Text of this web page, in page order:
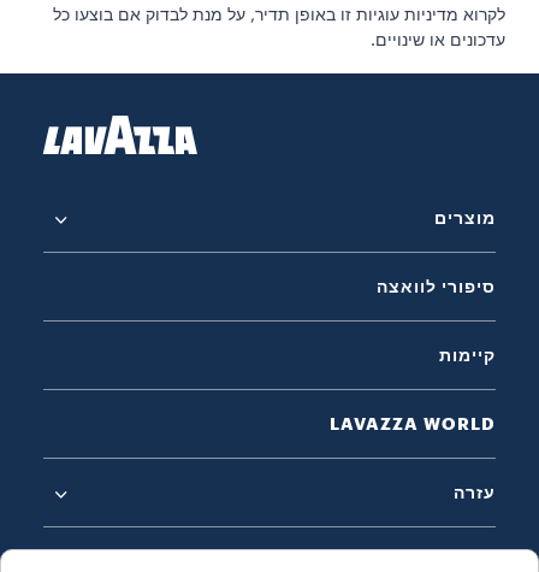
לקרוא מדיניות עוגיות זו באופן תדיר, על מנת לבדוק אם בוצעו כל
עדכונים או שינויים.
מוצרים
סיפורי לוואצה
קיימות
LAVAZZA WORLD
עזרה